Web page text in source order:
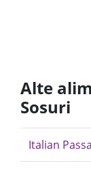
Alte
Sosuri
Italian